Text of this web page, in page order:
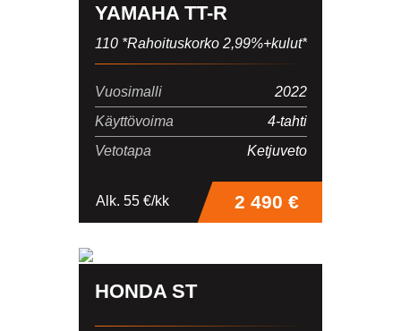
YAMAHA TT-R
110 *Rahoituskorko 2,99%+kulut*
Vuosimalli
2022
Käyttövoima
4-tahti
Vetotapa
Ketjuveto
Alk. 55 €/kk 2 490 €
HONDA ST